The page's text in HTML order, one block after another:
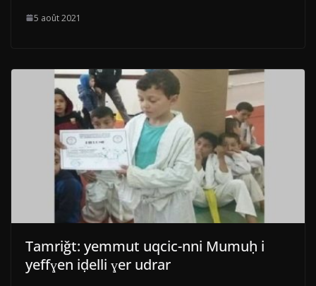
5 août 2021
Tamriǧt: yemmut uqcic-nni Mumuḥ i
yeffɣen iḍelli ɣer udrar